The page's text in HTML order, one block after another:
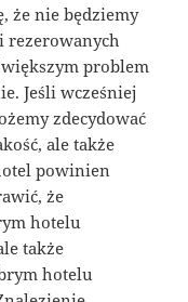
że nie będziemy
rezerowanych
problem
Jeśli wcześniej
zdecydować
ale także
powinien
że
hotelu
także
hotelu